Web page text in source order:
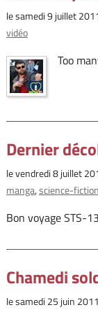
le samedi 9 juillet
vidéo
Too
Dernier
le vendredi 8 juillet
manga science-fiction
Bon voyage STS-
Chamedi
le samedi 25 juin